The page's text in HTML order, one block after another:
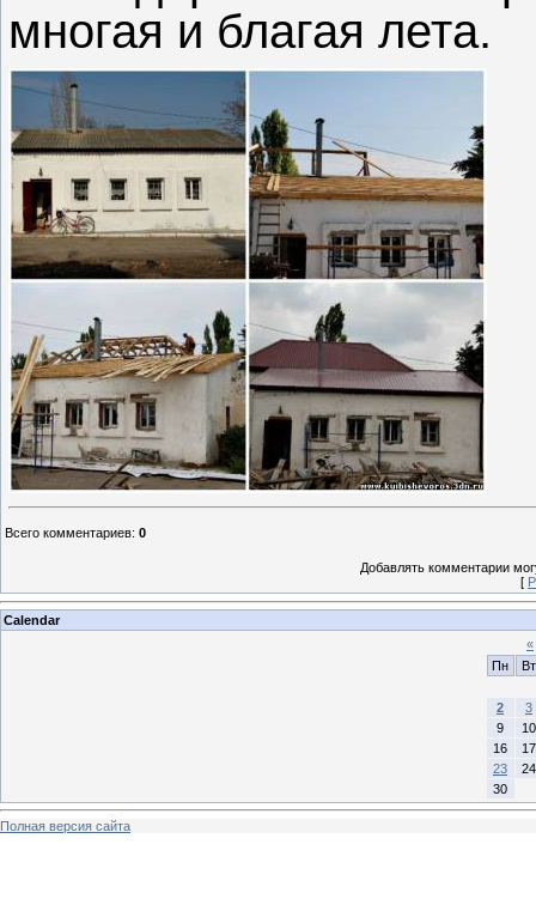
многая и благая лета.
Всего комментариев: 0
Добавлять комментарии
[
Calendar
«
Пн
Вт
2
3
9
10
16
17
23
24
30
Полная версия сайта